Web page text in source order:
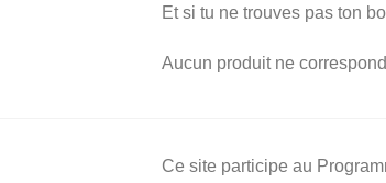
Et si tu ne trouves pas ton
Aucun produit ne
Ce site participe au